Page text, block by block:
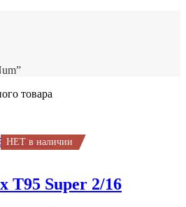
товара
НЕТ в наличии
T95 Super 2/16